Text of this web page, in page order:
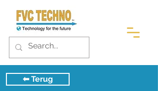
⬅︎ Terug